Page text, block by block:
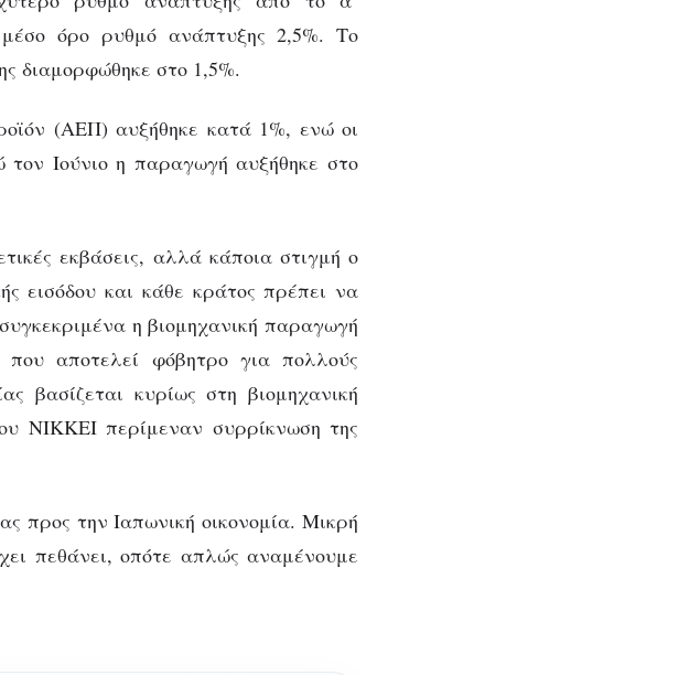
όρο ρυθμό ανάπτυξης 2,5%. Το
διαμορφώθηκε στο 1,5%.
(ΑΕΠ) αυξήθηκε κατά 1%, ενώ οι
Ιούνιο η παραγωγή αυξήθηκε στο
εκβάσεις, αλλά κάποια στιγμή ο
εισόδου και κάθε κράτος πρέπει να
η βιομηχανική παραγωγή
που αποτελεί φόβητρο για πολλούς
βασίζεται κυρίως στη βιομηχανική
NIKKEI περίμεναν συρρίκνωση της
προς την Ιαπωνική οικονομία. Μικρή
πεθάνει, οπότε απλώς αναμένουμε